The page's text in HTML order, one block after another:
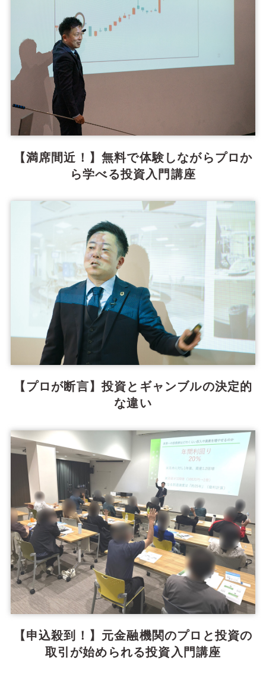
【満席間近！】無料で体験しながらプロか
ら学べる投資入門講座
【プロが断言】投資とギャンブルの決定的
な違い
【申込殺到！】元金融機関のプロと投資の
取引が始められる投資入門講座